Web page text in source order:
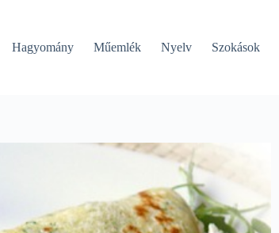
Hagyomány Műemlék Nyelv Szokások